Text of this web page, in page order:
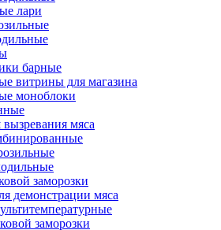
лари
барные
витрины для магазина
моноблоки
мяса
заморозки
демонстрации мяса
заморозки